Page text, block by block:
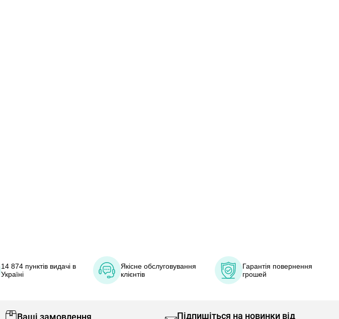
14 874 пунктів видачі в
Україні
Якісне обслуговування
клієнтів
Гарантія повернення
грошей
Ваші замовлення Підпишіться на новинки від